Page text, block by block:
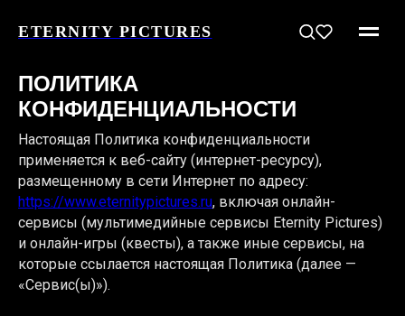
ETERNITY PICTURES
ПОЛИТИКА
КОНФИДЕНЦИАЛЬНОСТИ
Настоящая Политика конфиденциальности
применяется к веб-сайту (интернет-ресурсу),
размещенному в сети Интернет по адресу:
https://www.eternitypictures.ru, включая онлайн-
сервисы (мультимедийные сервисы Eternity Pictures)
и онлайн-игры (квесты), а также иные сервисы, на
которые ссылается настоящая Политика (далее —
«Сервис(ы)»).